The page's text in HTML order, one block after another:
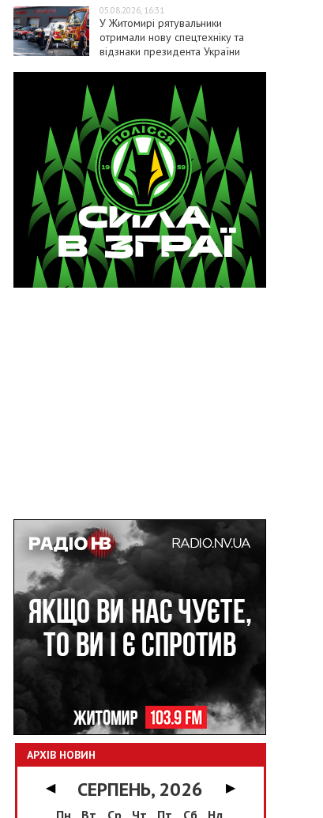
05.08.2026, 16:31
У Житомирі рятувальники
отримали нову спецтехніку та
відзнаки президента України
АРХІВ НОВИН
◀ СЕРПЕНЬ, 2026
▶
Пн
Вт Ср Чт Пт Сб
Нд